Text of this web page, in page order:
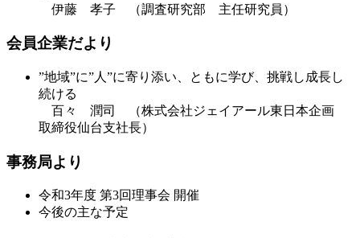
伊藤 孝子 （調査研究部 主任研究員）
会員企業だより
”地域”に”人”に寄り添い、ともに学び、挑戦し成長し
続ける
百々 潤司 （株式会社ジェイアール東日本企画
取締役仙台支社長）
事務局より
令和3年度 第3回理事会 開催
今後の主な予定